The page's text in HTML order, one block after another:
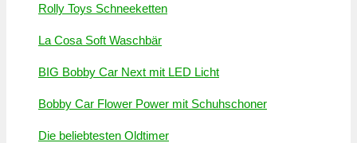
Rolly Toys Schneeketten
La Cosa Soft Waschbär
BIG Bobby Car Next mit LED Licht
Bobby Car Flower Power mit Schuhschoner
Die beliebtesten Oldtimer